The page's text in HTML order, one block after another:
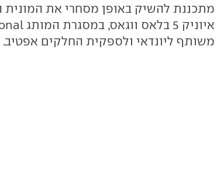
מתכננת להשיק באופן מסחרי את המונית
משותף ליונדאי ולספקית החלקים אפטיב.